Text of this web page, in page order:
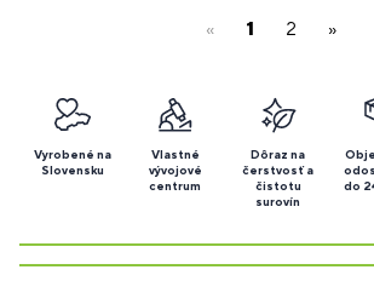
« 1 2 »
Vyrobené na
Slovensku
Vlastné
vývojové
centrum
Dôraz na
čerstvosť a
čistotu
surovín
do